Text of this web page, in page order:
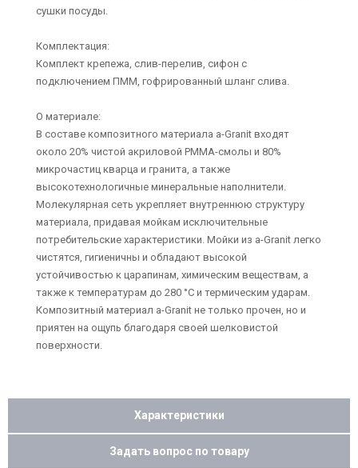
сушки посуды.
Комплектация:
Комплект крепежа, слив-перелив, сифон с
подключением ПММ, гофрированный шланг слива.
О материале:
В составе композитного материала a-Granit входят
около 20% чистой акриловой РММА-смолы и 80%
микрочастиц кварца и гранита, а также
высокотехнологичные минеральные наполнители.
Молекулярная сеть укрепляет внутреннюю структуру
материала, придавая мойкам исключительные
потребительские характеристики. Мойки из a-Granit легко
чистятся, гигиеничны и обладают высокой
устойчивостью к царапинам, химическим веществам, а
также к температурам до 280 °C и термическим ударам.
Композитный материал a-Granit не только прочен, но и
приятен на ощупь благодаря своей шелковистой
поверхности.
Характеристики
Задать вопрос по товару